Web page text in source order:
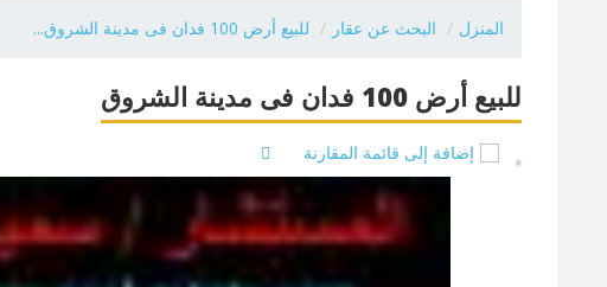
المنزل البحث عن عقار للبيع أرض 100 فدان فى مدينة الشروق...
للبيع أرض 100 فدان فى مدينة الشروق
إضافة إلى قائمة المقارنة